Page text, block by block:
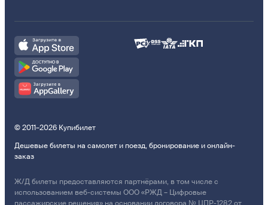
© 2011–2026 Купибилет
Дешевые билеты на самолет и поезд, бронирование и онлайн-
заказ
Ж/Д билеты предоставляются партнёрами, в том числе с
использованием веб-системы ООО «РЖД – Цифровые